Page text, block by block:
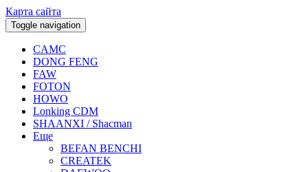
Карта сайта
Toggle navigation
CAMC
DONG FENG
FAW
FOTON
HOWO
Lonking CDM
SHAANXI / Shacman
Еще
BEFAN BENCHI
CREATEK